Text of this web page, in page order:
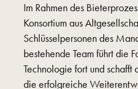
Im Rahmen des
Konsortium aus
Schlüsselpersonen des
bestehende Team führt die
Technologie fort und
die erfolgreiche